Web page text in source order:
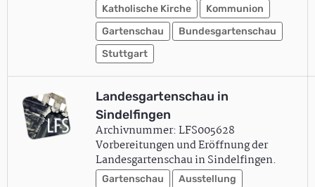
Katholische Kirche
Kommunion
Gartenschau
Bundesgartenschau
Stuttgart
Landesgartenschau in
Sindelfingen
Archivnummer: LFS005628
Vorbereitungen und Eröffnung der
Landesgartenschau in Sindelfingen.
Gartenschau
Ausstellung